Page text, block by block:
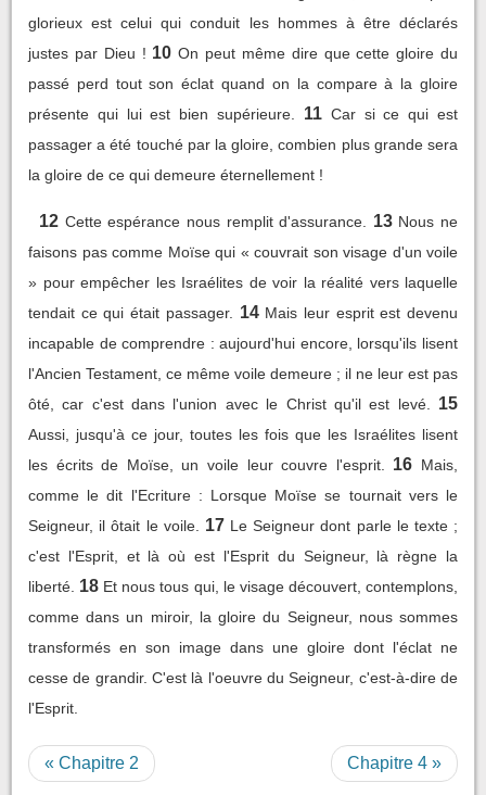
glorieux est celui qui conduit les hommes à être déclarés
justes par Dieu ! 10 On peut même dire que cette gloire du
passé perd tout son éclat quand on la compare à la gloire
présente qui lui est bien supérieure.
11 Car si ce qui est
passager a été touché par la gloire, combien plus grande sera
la gloire de ce qui demeure éternellement !
12 Cette espérance nous remplit d'assurance. 13 Nous ne
faisons pas comme Moïse qui « couvrait son visage d'un voile
» pour empêcher les Israélites de voir la réalité vers laquelle
tendait ce qui était passager.
14 Mais leur esprit est devenu
incapable de comprendre : aujourd'hui encore, lorsqu'ils lisent
l'Ancien Testament, ce même voile demeure ; il ne leur est pas
ôté, car c'est dans l'union avec le Christ qu'il est levé.
15
Aussi, jusqu'à ce jour, toutes les fois que les Israélites lisent
les écrits de Moïse, un voile leur couvre l'esprit.
16 Mais,
comme le dit l'Ecriture : Lorsque Moïse se tournait vers le
Seigneur, il ôtait le voile.
17 Le Seigneur dont parle le texte ;
c'est l'Esprit, et là où est l'Esprit du Seigneur, là règne la
liberté. 18 Et nous tous qui, le visage découvert, contemplons,
comme dans un miroir, la gloire du Seigneur, nous sommes
transformés en son image dans une gloire dont l'éclat ne
cesse de grandir. C'est là l'oeuvre du Seigneur, c'est-à-dire de
l'Esprit.
« Chapitre 2 Chapitre 4 »